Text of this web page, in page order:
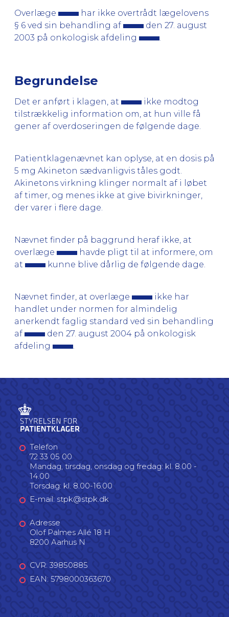
Overlæge
har ikke overtrådt lægelovens
§ 6 ved sin behandling af
den 27. august
2003 på onkologisk afdeling
Begrundelse
Det er anført i klagen, at
ikke modtog
tilstrækkelig information om, at hun ville få
gener af overdoseringen de følgende dage.
Patientklagenævnet kan oplyse, at en dosis på
5 mg Akineton sædvanligvis tåles godt.
Akinetons virkning klinger normalt af i løbet
af timer, og menes ikke at give bivirkninger,
der varer i flere dage.
Nævnet finder på baggrund heraf ikke, at
overlæge
havde pligt til at informere, om
at
kunne blive dårlig de følgende dage.
Nævnet finder, at overlæge
ikke har
handlet under normen for almindelig
anerkendt faglig standard ved sin behandling
af
den 27. august 2004 på onkologisk
afdeling
Telefon
72 33 05 00
Mandag, tirsdag, onsdag og fredag: kl. 8.00 -
14.00
Torsdag: kl. 8.00-16.00
E-mail: stpk@stpk.dk
Adresse
Olof Palmes Allé 18 H
8200 Aarhus N
CVR: 39850885
EAN: 5798000363670